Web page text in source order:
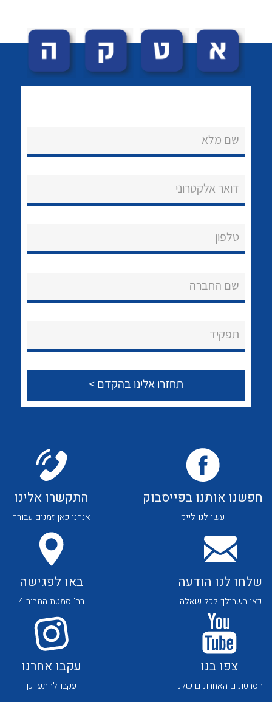
נקודות מכירה
About Ateka Ltd.
לכל מוצרי היצרן
לכל מוצרי היצרן לכל מוצרי היצרן
לכל מוצרי היצרן
לכל מוצרי היצרן לכל מוצרי היצרן
שם מלא
דואר אלקטרוני
טלפון
שם החברה
תפקיד
חפשנו אותנו בפייסבוק
עשו לנו לייק
התקשרו אלינו
אנחנו כאן זמנים עבורך
שלחו לנו הודעה
כאן בשבילך לכל שאלה
באו לפגישה
רח' סמטת התבור 4
צפו בנו
הסרטונים האחרונים שלנו
עקבו אחרנו
עקבו להתעדכן